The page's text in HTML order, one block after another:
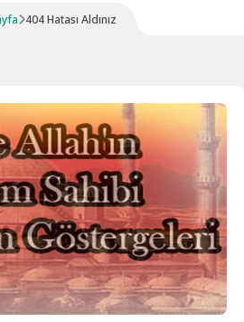
404 Hatası Aldınız